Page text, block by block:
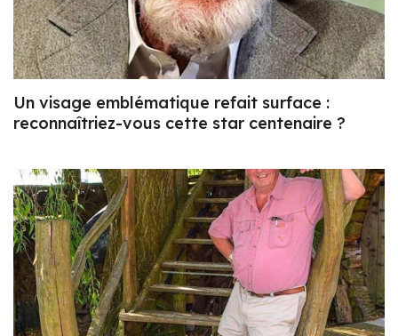
Un visage emblématique refait surface :
reconnaîtriez-vous cette star centenaire ?